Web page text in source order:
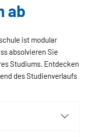
ab
ist modular
absolvieren Sie
Studiums. Entdecken
des Studienverlaufs